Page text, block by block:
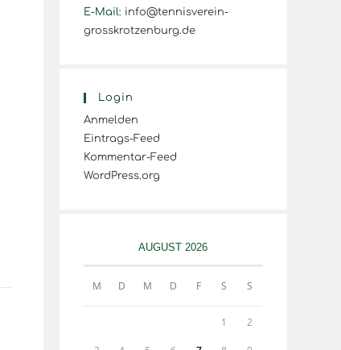
E-Mail: info@tennisverein-
grosskrotzenburg.de
Login
Anmelden
Eintrags-Feed
Kommentar-Feed
WordPress.org
AUGUST 2026
M D M D F S S
1 2